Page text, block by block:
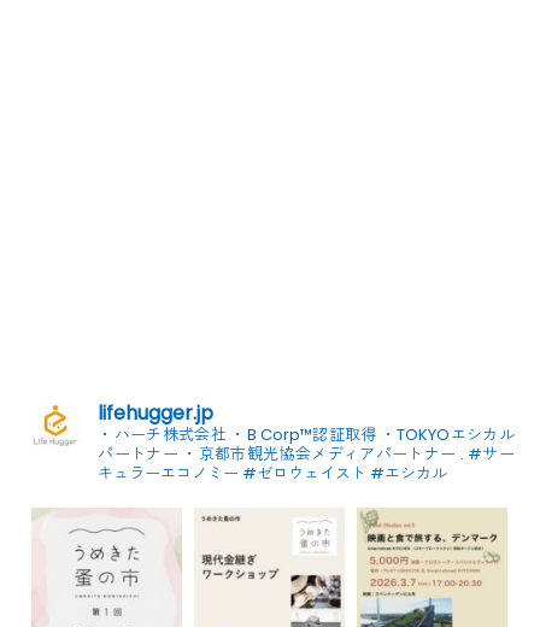
lifehugger.jp
・ハーチ株式会社 ・B Corp™認証取得 ・TOKYOエシカル
パートナー ・京都市観光協会メディアパートナー . #サー
キュラーエコノミー #ゼロウェイスト #エシカル